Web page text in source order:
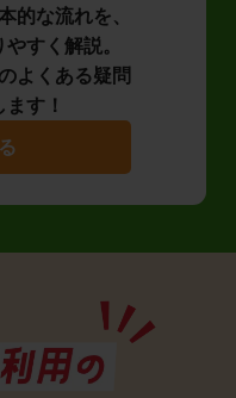
的な流れを、
すく解説。
よくある疑問
す！